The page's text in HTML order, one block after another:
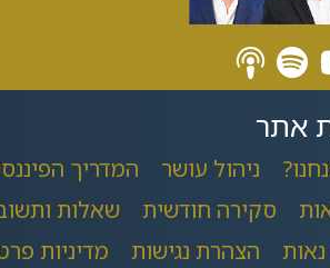
אתר
ניהול עושר המדריך
סקירה חודשית שאלות
נאות
הצהרת נגישות מדיניות